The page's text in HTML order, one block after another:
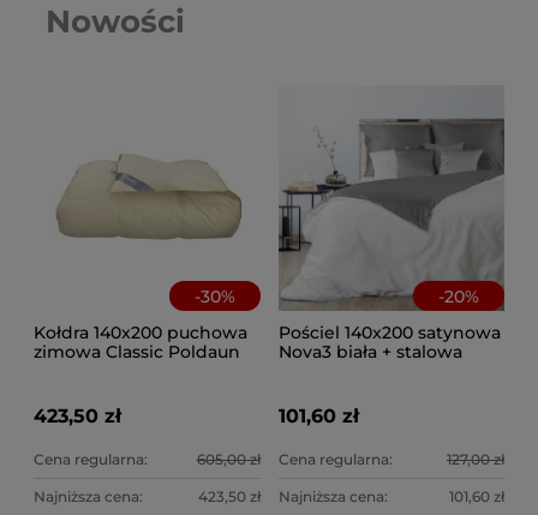
Nowości
-30%
Kołdra 140x200 puchowa
zimowa Classic Poldaun
423,50 zł
Cena regularna: 605,00 zł
Najniższa cena: 423,50 zł
-20%
Pościel 140x200 satynowa
Nova3 biała + stalowa
101,60 zł
Cena regularna: 127,00 zł
Najniższa cena: 101,60 zł